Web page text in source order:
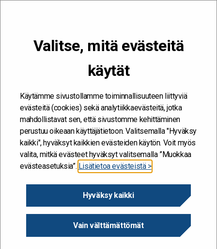
Valitse, mitä evästeitä
käytät
Käytämme sivustollamme toiminnallisuuteen liittyviä
evästeitä (cookies) sekä analytiikkaevästeitä, jotka
mahdollistavat sen, että sivustomme kehittäminen
perustuu oikeaan käyttäjätietoon. Valitsemalla "Hyväksy
kaikki", hyväksyt kaikkien evästeiden käytön. Voit myös
valita, mitkä evästeet hyväksyt valitsemalla ”Muokkaa
evästeasetuksia”. Lisätietoa evästeistä >
Hyväksy kaikki
Vain välttämättömät
Kehitän ja kehityn #töissäSuomelle
Dialogeilla yhteistä ymmärrystä
Dialogeilla yhteistä
ymmärrystä